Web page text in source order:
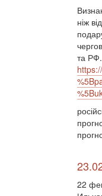
ніж
та РФ.
22